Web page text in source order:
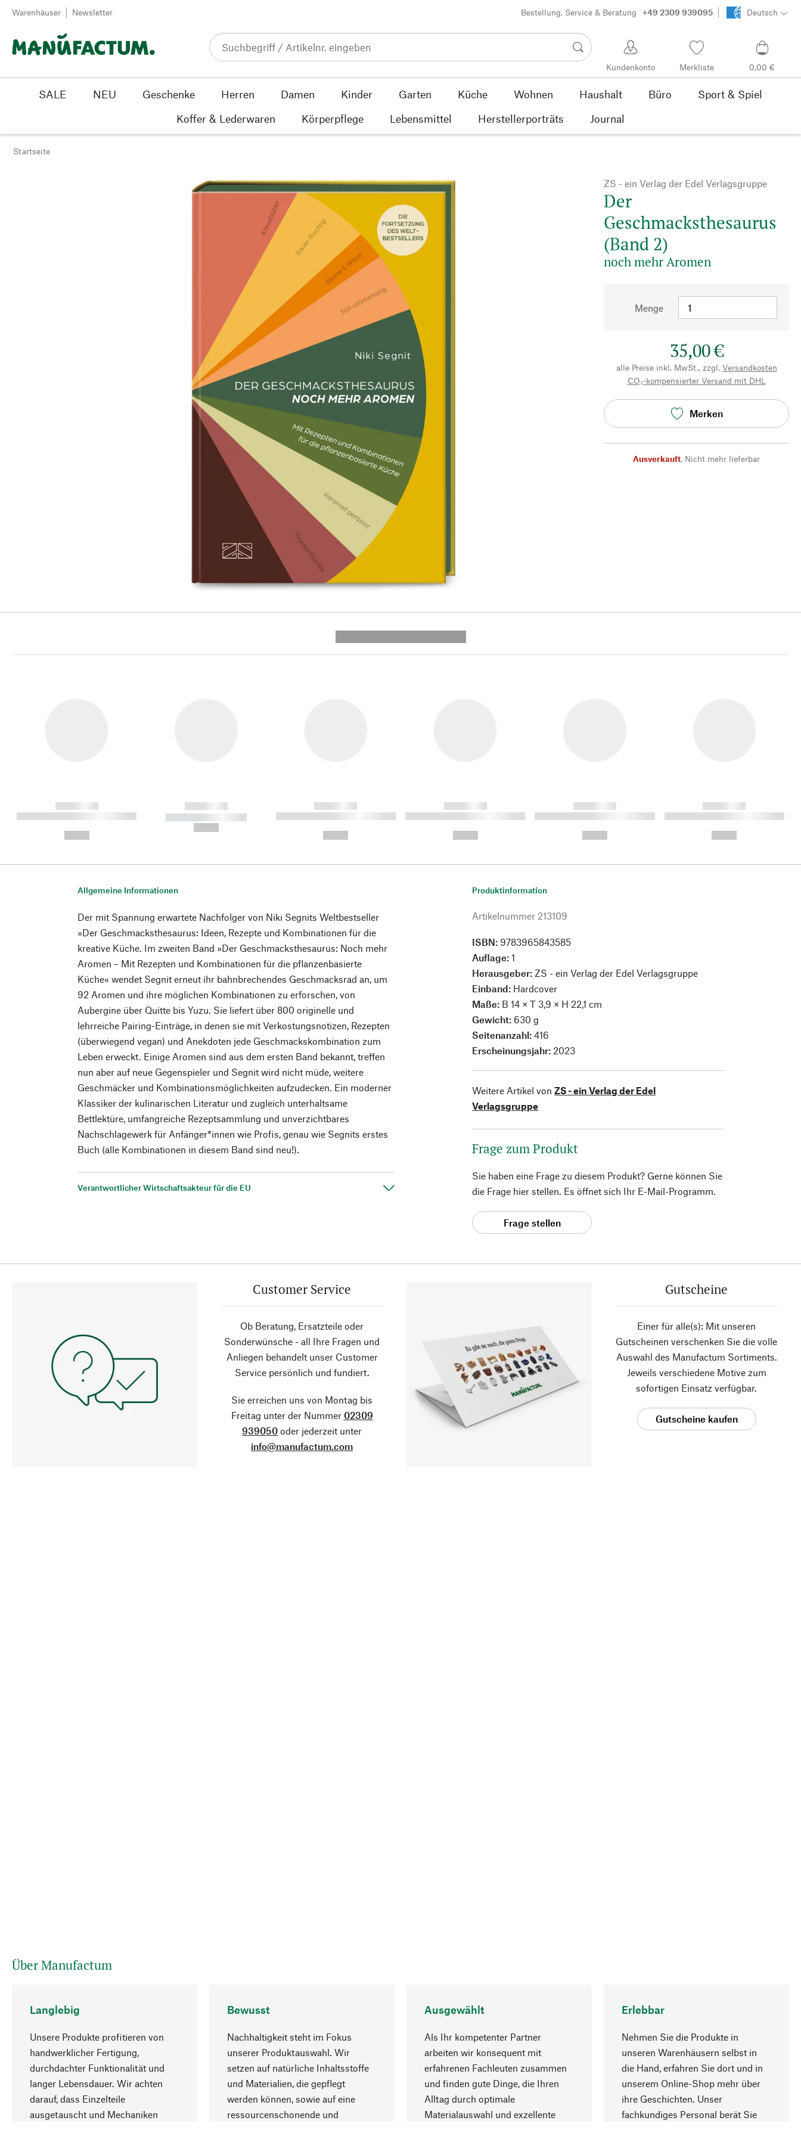
Zum Inhalt springen
Warenhäuser Newsletter Bestellung, Service & Beratung +49 2309 939095 Deutsch
Kundenkonto Merkliste 0,00 €
SALE NEU Geschenke Herren Damen Kinder Garten Küche Wohnen Haushalt Büro
Sport & Spiel
Koffer & Lederwaren
Körperpflege Lebensmittel Herstellerporträts Journal
Startseite
ZS - ein Verlag der Edel Verlagsgruppe
Der
Geschmacksthesaurus
(Band 2)
noch mehr Aromen
Menge
35,00 €
alle Preise inkl. MwSt., zzgl. Versandkosten
CO₂-kompensierter Versand mit DHL
Merken
Ausverkauft, Nicht mehr lieferbar
------------
----------- ----------- ----------
------------
----------- -----------
------------
----------- ----------- ----------
------------
----------- ----------- ----------
------------
----------- ----------- ----------
------------
----------- ----------- ----------
Allgemeine Informationen
Der mit Spannung erwartete Nachfolger von Niki Segnits Weltbestseller
»Der Geschmacksthesaurus: Ideen, Rezepte und Kombinationen für die
kreative Küche. Im zweiten Band »Der Geschmacksthesaurus: Noch mehr
Aromen – Mit Rezepten und Kombinationen für die pflanzenbasierte
Küche« wendet Segnit erneut ihr bahnbrechendes Geschmacksrad an, um
92 Aromen und ihre möglichen Kombinationen zu erforschen, von
Aubergine über Quitte bis Yuzu. Sie liefert über 800 originelle und
lehrreiche Pairing-Einträge, in denen sie mit Verkostungsnotizen, Rezepten
(überwiegend vegan) und Anekdoten jede Geschmackskombination zum
Leben erweckt. Einige Aromen sind aus dem ersten Band bekannt, treffen
nun aber auf neue Gegenspieler und Segnit wird nicht müde, weitere
Geschmäcker und Kombinationsmöglichkeiten aufzudecken. Ein moderner
Klassiker der kulinarischen Literatur und zugleich unterhaltsame
Bettlektüre, umfangreiche Rezeptsammlung und unverzichtbares
Nachschlagewerk für Anfänger*innen wie Profis, genau wie Segnits erstes
Buch (alle Kombinationen in diesem Band sind neu!).
Verantwortlicher Wirtschaftsakteur für die EU
Produktinformation
Artikelnummer 213109
ISBN: 9783965843585
Auflage:1
Herausgeber: ZS - ein Verlag der Edel Verlagsgruppe
Einband: Hardcover
Maße: B 14 × T 3,9 × H 22,1 cm
Gewicht: 630 g
Seitenanzahl:416
Erscheinungsjahr: 2023
Weitere Artikel von ZS - ein Verlag der Edel
Verlagsgruppe
Frage zum Produkt
Sie haben eine Frage zu diesem Produkt? Gerne können Sie
die Frage hier stellen. Es öffnet sich Ihr E-Mail-Programm.
Frage stellen
Customer Service
Ob Beratung, Ersatzteile oder
Sonderwünsche - all Ihre Fragen und
Anliegen behandelt unser Customer
Service persönlich und fundiert.
Sie erreichen uns von Montag bis
Freitag unter der Nummer 02309
939050 oder jederzeit unter
info@manufactum.com
Gutscheine
Einer für alle(s): Mit unseren
Gutscheinen verschenken Sie die volle
Auswahl des Manufactum Sortiments.
Jeweils verschiedene Motive zum
sofortigen Einsatz verfügbar.
Gutscheine kaufen
Über Manufactum
Langlebig
Unsere Produkte profitieren von
handwerklicher Fertigung,
durchdachter Funktionalität und
langer Lebensdauer. Wir achten
darauf, dass Einzelteile
ausgetauscht und Mechaniken
Bewusst
Nachhaltigkeit steht im Fokus
unserer Produktauswahl. Wir
setzen auf natürliche Inhaltsstoffe
und Materialien, die gepflegt
werden können, sowie auf eine
ressourcenschonende und
Ausgewählt
Als Ihr kompetenter Partner
arbeiten wir konsequent mit
erfahrenen Fachleuten zusammen
und finden gute Dinge, die Ihren
Alltag durch optimale
Materialauswahl und exzellente
Erlebbar
Nehmen Sie die Produkte in
unseren Warenhäusern selbst in
die Hand, erfahren Sie dort und in
unserem Online-Shop mehr über
ihre Geschichten. Unser
fachkundiges Personal berät Sie